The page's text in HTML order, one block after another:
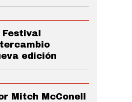
edición
Mitch McConell